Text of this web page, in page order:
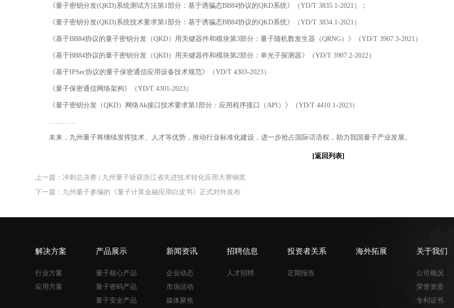
《量子密钥分发(QKD)系统测试方法第1部分：基于诱骗态BB84协议的QKD系统》（YD/T 3835.1-2021）；
《量子密钥分发(QKD)系统技术要求第1部分：基于诱骗态BB84协议的QKD系统》（YD/T 3834.1-2021）
《基于BB84协议的量子密钥分发（QKD）用关键器件和模块第3部分：量子随机数发生器（QRNG）》（YD/T 3907.3-2021）
《基于BB84协议的量子密钥分发（QKD）用关键器件和模块第2部分：单光子探测器》（YD/T 3907.2-2022）
《基于IPSec协议的量子保密通信应用设备技术规范》（YD/T 4303-2023）
《量子保密通信网络架构》（YD/T 4301-2023）
《量子密钥分发（QKD）网络Ak接口技术要求第1部分：应用程序接口（API）》（YD/T 4410.1-2023）
…………
未来，九州量子将继续发挥技术、人才等优势，推动行业标准化建设，进一步抢占国际话语权，助力我国量子产业发展。
[返回列表]
上一篇：冲刺总决赛 | 九州量子斩获浙江省先进技术转化应用大赛铜奖
下一篇：九州量子参编的《量子计算金融应用白皮书》正式对外发布
解决方案
行业方案
应用方案
产品展示
量子核心产品
量子密码产品
量子安全产品
新闻资讯
企业动态
市场活动
媒体聚焦
招聘信息
人才招聘
投资者关系
定期报告
海外拓展 关于我们
公司概况
荣誉资质
专利证书